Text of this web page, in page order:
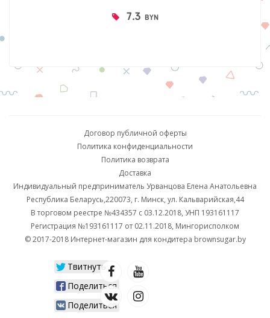
7.3 BYN
Договор публичной оферты
Политика конфиденциальности
Политика возврата
Доставка
Индивидуальный предприниматель Урванцова Елена Анатольевна
Республика Беларусь,220073, г. Минск, ул. Кальварийская,44
В торговом реестре №434357 с 03.12.2018, УНП 193161117
Регистрация №193161117 от 02.11.2018, Мингорисполком
© 2017-2018 Интернет-магазин для кондитера brownsugar.by
Твитнуть
Поделиться
Поделиться